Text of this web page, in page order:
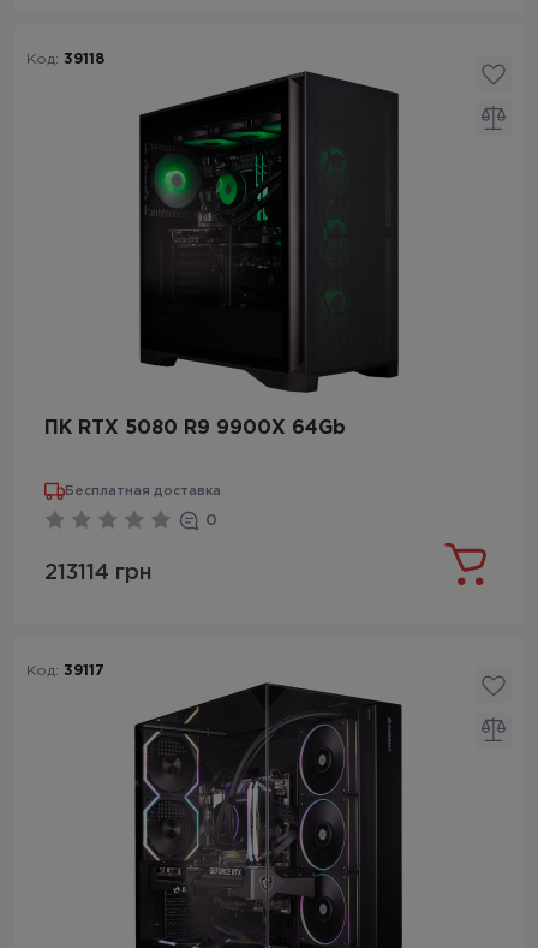
Код: 39118
ПК RTX 5080 R9 9900X 64Gb
Бесплатная доставка
0
213114 грн
Код: 39117